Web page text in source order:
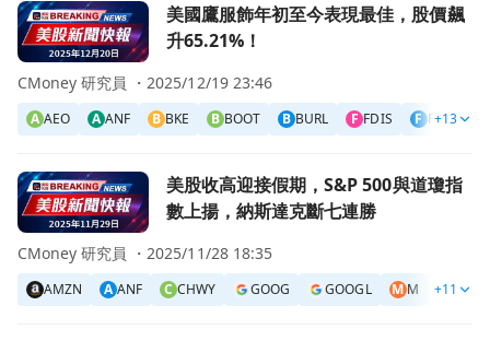
前往美國鷹服飾年初至今表現最佳，股價飆升65.21%！頁面
美國鷹服飾年初至今表現最佳，股價飆
升65.21%！
A AEO A ANF B BKE B BOOT B BURL F FDIS F FXD
+13
CMoney 研究員 ・2025/12/19 23:46
前往美股收高迎接假期，S&P 500與道瓊指數上揚，納斯達
美股收高迎接假期，S&P 500與道瓊指
數上揚，納斯達克斷七連勝
AMZN A ANF C CHWY GOOG GOOGL MM META
+11
CMoney 研究員 ・2025/11/28 18:35